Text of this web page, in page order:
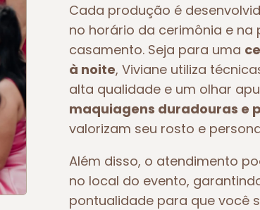
Cada produção é
no horário da cerimônia e na
casamento. Seja para uma
à noite, Viviane utiliza
alta qualidade e um olhar
maquiagens duradouras e
valorizam seu rosto e
Além disso, o atendimento
no local do evento,
pontualidade para que você